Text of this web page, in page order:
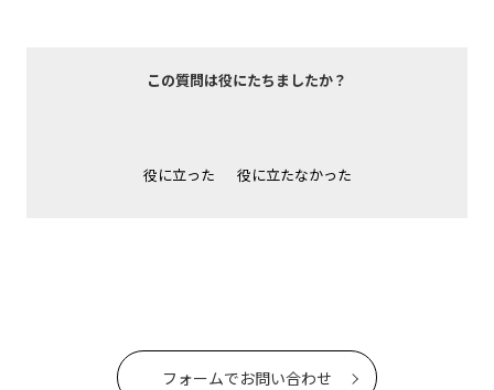
この質問は役にたちましたか？
役に立った 役に立たなかった
フォームでお問い合わせ